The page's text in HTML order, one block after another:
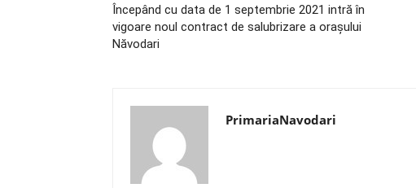
Începând cu data de 1 septembrie 2021 intră în
vigoare noul contract de salubrizare a orașului
Năvodari
PrimariaNavodari